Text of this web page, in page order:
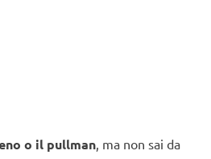
o il pullman, ma non sai da